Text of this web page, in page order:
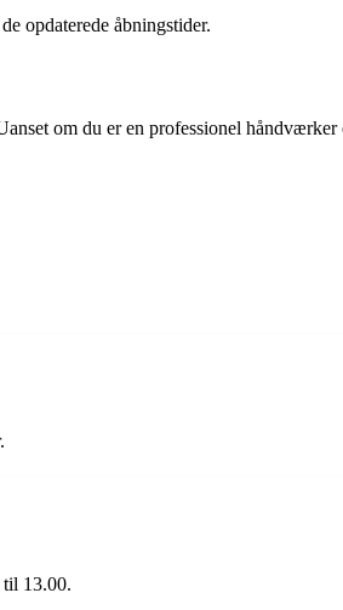
opdaterede åbningstider.
om du er en professionel
13.00.